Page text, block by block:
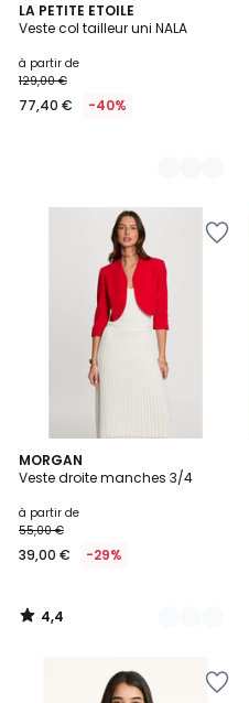
LA PETITE ETOILE
Veste col tailleur uni NALA
à partir de
129,00 €
77,40 € -40%
2
Couleurs
MORGAN
Veste droite manches 3/4
à partir de
55,00 €
39,00 € -29%
4,4
/ 5
4
Couleurs
4,4
/